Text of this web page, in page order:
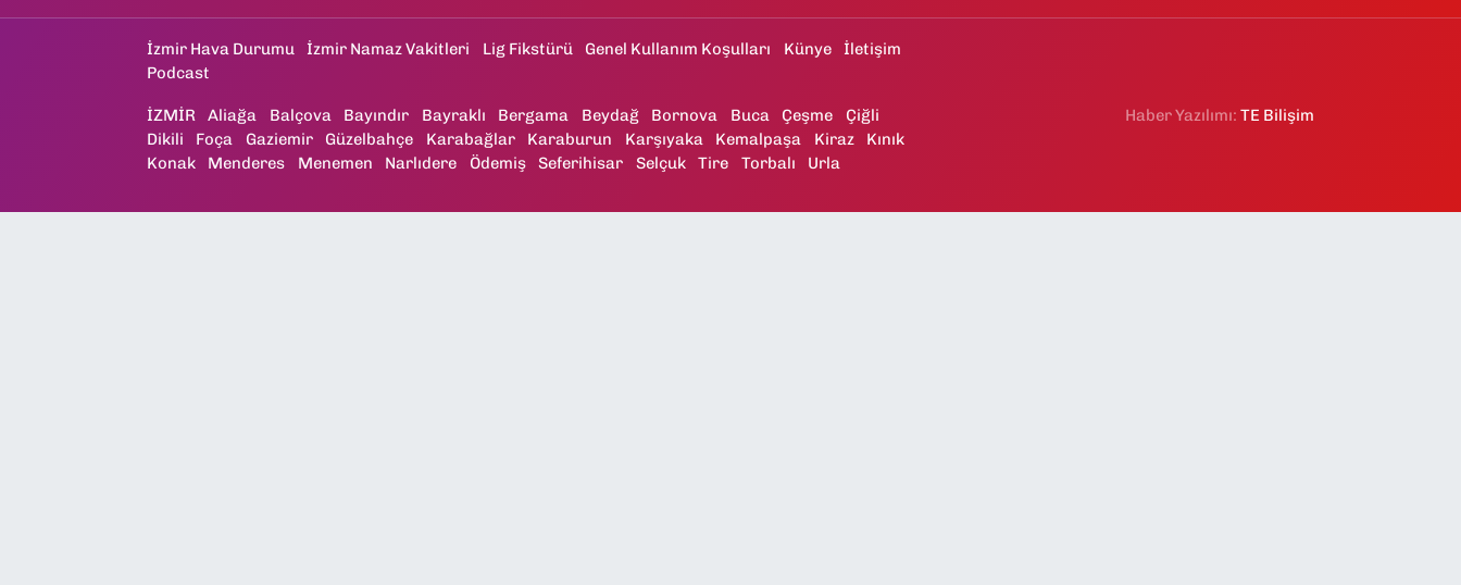
İzmir Hava Durumu İzmir Namaz Vakitleri Lig Fikstürü Genel Kullanım Koşulları Künye
İletişim
Podcast
İZMİR Aliağa Balçova Bayındır Bayraklı Bergama Beydağ Bornova Buca Çeşme
Çiğli
Dikili
Foça Gaziemir Güzelbahçe Karabağlar Karaburun Karşıyaka Kemalpaşa Kiraz
Kınık
Konak
Menderes Menemen Narlıdere Ödemiş Seferihisar Selçuk Tire Torbalı Urla
Haber Yazılımı:TE Bilişim